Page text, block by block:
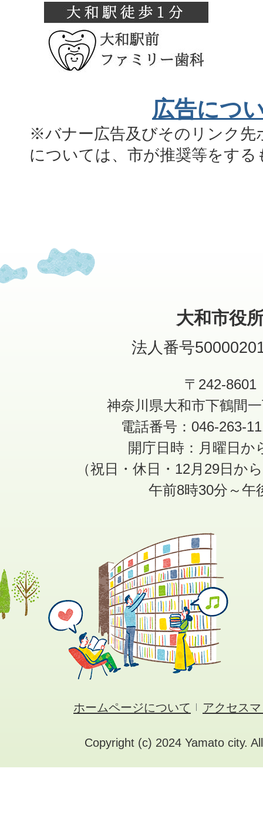
広告につ
※バナー広告及びそのリンク先
については、市が推奨等をす
大和市役
法人番号
〒242-8601
神奈川県大和市下鶴間
電話番号：046-263-
開庁日時：月曜日か
（祝日・休日・12月29日か
午前8時30分～午
ホームページについて アクセス
Copyright (c) 2024 Yamato city.